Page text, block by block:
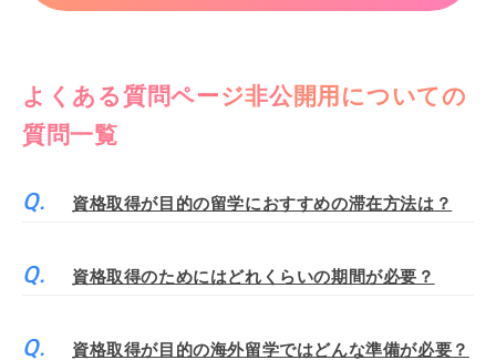
よくある質問ページ非公開用についての
質問一覧
資格取得が目的の留学におすすめの滞在方法は？
資格取得のためにはどれくらいの期間が必要？
資格取得が目的の海外留学ではどんな準備が必要？